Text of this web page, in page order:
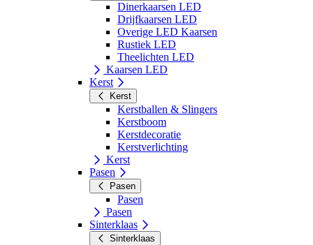
Dinerkaarsen LED
Drijfkaarsen LED
Overige LED Kaarsen
Rustiek LED
Theelichten LED
Kaarsen LED
Kerst
Kerst
Kerstballen & Slingers
Kerstboom
Kerstdecoratie
Kerstverlichting
Kerst
Pasen
Pasen
Pasen
Pasen
Sinterklaas
Sinterklaas